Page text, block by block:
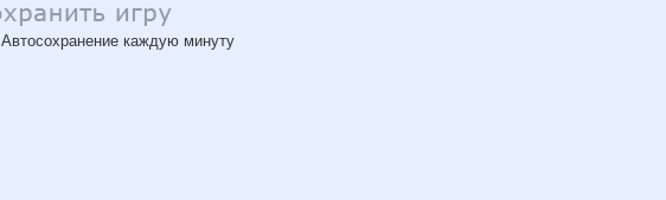
Автосохранение каждую минуту